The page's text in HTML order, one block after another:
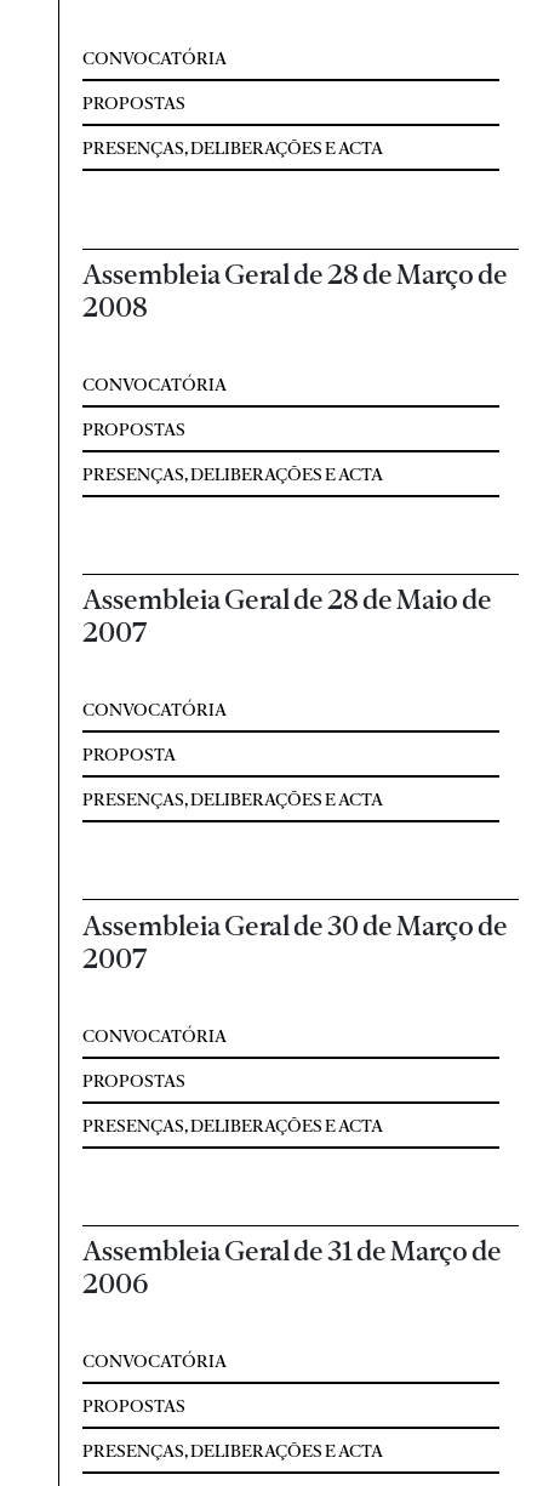
CONVOCATÓRIA
PROPOSTAS
PRESENÇAS, DELIBERAÇÕES E ACTA
Assembleia Geral de 28 de Março de
2008
CONVOCATÓRIA
PROPOSTAS
PRESENÇAS, DELIBERAÇÕES E ACTA
Assembleia Geral de 28 de Maio de
2007
CONVOCATÓRIA
PROPOSTA
PRESENÇAS, DELIBERAÇÕES E ACTA
Assembleia Geral de 30 de Março de
2007
CONVOCATÓRIA
PROPOSTAS
PRESENÇAS, DELIBERAÇÕES E ACTA
Assembleia Geral de 31 de Março de
2006
CONVOCATÓRIA
PROPOSTAS
PRESENÇAS, DELIBERAÇÕES E ACTA